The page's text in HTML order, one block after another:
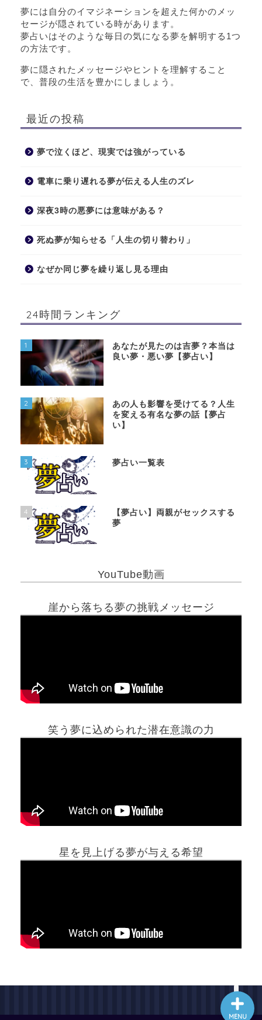
夢には自分のイマジネーションを超えた何かのメッ
セージが隠されている時があります。
夢占いはそのような毎日の気になる夢を解明する1つ
の方法です。
夢に隠されたメッセージやヒントを理解すること
で、普段の生活を豊かにしましょう。
最近の投稿
夢で泣くほど、現実では強がっている
電車に乗り遅れる夢が伝える人生のズレ
深夜3時の悪夢には意味がある？
死ぬ夢が知らせる「人生の切り替わり」
なぜか同じ夢を繰り返し見る理由
24時間ランキング
1
あなたが見たのは吉夢？本当は
良い夢・悪い夢【夢占い】
2
あの人も影響を受けてる？人生
を変える有名な夢の話【夢占
い】
3 夢占い一覧表
4
【夢占い】両親がセックスする
夢
YouTube動画
崖から落ちる夢の挑戦メッセージ
笑う夢に込められた潜在意識の力
星を見上げる夢が与える希望
MENU
ホーム
最新記事動画